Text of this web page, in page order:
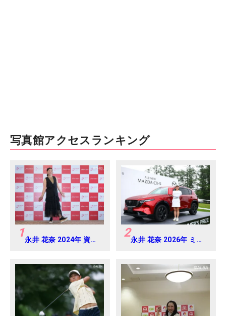
写真館アクセスランキング
1永井 花奈 2024年 資生
2永井 花奈 2026年 ミネ
Round4